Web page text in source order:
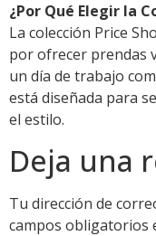
¿Por Qué Elegir la
La colección Price
por ofrecer prendas
un día de trabajo
está diseñada para
el estilo.
Deja una
Tu dirección de
campos obligatorios